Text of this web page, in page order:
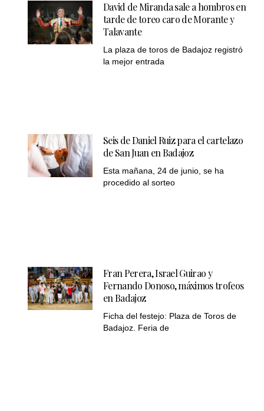
David de Miranda sale a hombros en
tarde de toreo caro de Morante y
Talavante
La plaza de toros de Badajoz registró
la mejor entrada
Seis de Daniel Ruiz para el cartelazo
de San Juan en Badajoz
Esta mañana, 24 de junio, se ha
procedido al sorteo
Fran Perera, Israel Guirao y
Fernando Donoso, máximos trofeos
en Badajoz
Ficha del festejo: Plaza de Toros de
Badajoz. Feria de